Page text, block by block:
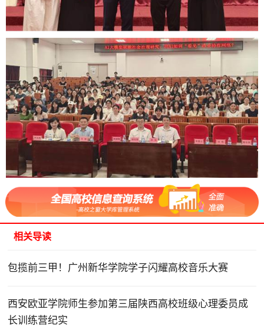
相关导读
包揽前三甲！广州新华学院学子闪耀高校音乐大赛
西安欧亚学院师生参加第三届陕西高校班级心理委员成
长训练营纪实